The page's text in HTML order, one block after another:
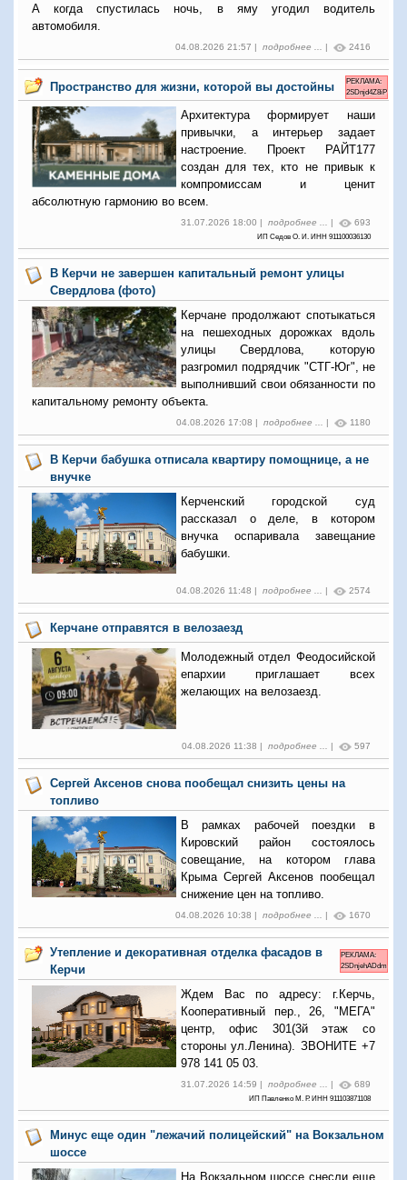
А когда спустилась ночь, в яму угодил водитель
автомобиля.
04.08.2026 21:57 | подробнее ... | 2416
Пространство для жизни, которой вы достойны
РЕКЛАМА:
2SDnjd4Z8iP
Архитектура формирует наши
привычки, а интерьер задает
настроение. Проект РАЙТ177
создан для тех, кто не привык к
компромиссам и ценит
абсолютную гармонию во всем.
31.07.2026 18:00 | подробнее ... | 693
ИП Седов О. И. ИНН 911100036130
В Керчи не завершен капитальный ремонт улицы
Свердлова (фото)
Керчане продолжают спотыкаться
на пешеходных дорожках вдоль
улицы Свердлова, которую
разгромил подрядчик "СТГ-Юг", не
выполнивший свои обязанности по
капитальному ремонту объекта.
04.08.2026 17:08 | подробнее ... | 1180
В Керчи бабушка отписала квартиру помощнице, а не
внучке
Керченский городской суд
рассказал о деле, в котором
внучка оспаривала завещание
бабушки.
04.08.2026 11:48 | подробнее ... | 2574
Керчане отправятся в велозаезд
Молодежный отдел Феодосийской
епархии приглашает всех
желающих на велозаезд.
04.08.2026 11:38 | подробнее ... | 597
Сергей Аксенов снова пообещал снизить цены на
топливо
В рамках рабочей поездки в
Кировский район состоялось
совещание, на котором глава
Крыма Сергей Аксенов пообещал
снижение цен на топливо.
04.08.2026 10:38 | подробнее ... | 1670
Утепление и декоративная отделка фасадов в
Керчи
РЕКЛАМА:
2SDnjehADdm
Ждем Вас по адресу: г.Керчь,
Кооперативный пер., 26, "МЕГА"
центр, офис 301(3й этаж со
стороны ул.Ленина). ЗВОНИТЕ +7
978 141 05 03.
31.07.2026 14:59 | подробнее ... | 689
ИП Павленко М. Р. ИНН 911103871108
Минус еще один "лежачий полицейский" на Вокзальном
шоссе
На Вокзальном шоссе снесли еще